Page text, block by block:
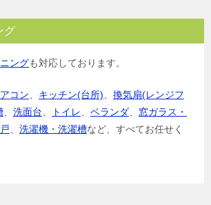
グ
ングも対応しております。
コン キッチン(台所)
換気扇(レンジフ
洗面台 トイレ ベランダ
窓ガラス・
洗濯機・洗濯槽など、すべてお任せく